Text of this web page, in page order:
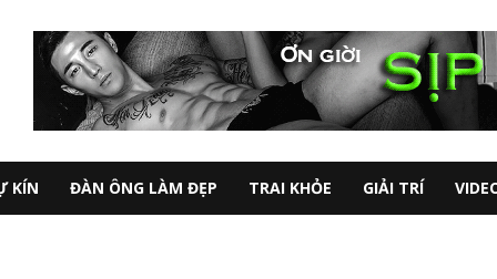
KÍN ĐÀN ÔNG LÀM ĐẸP TRAI KHỎE GIẢI TRÍ